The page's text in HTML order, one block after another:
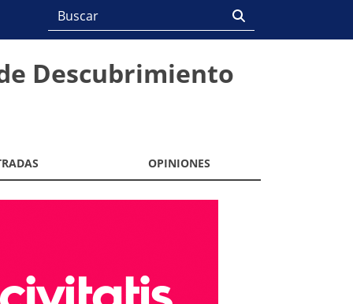
Descubrimiento
OPINIONES